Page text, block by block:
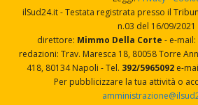
ilSud24.it - Testata registrata presso il
n.03 del 16/09/2021
direttore: Mimmo Della Corte - e-mail:
redazioni: Trav. Maresca 18, 80058 Torre
418, 80134 Napoli - Tel. 392/5965092 e-
Per pubblicizzare la tua attività o